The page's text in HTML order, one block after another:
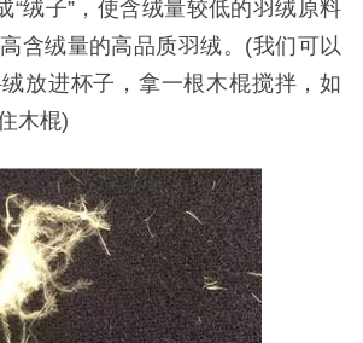
“绒子”，使含绒量较低的羽绒原料
含绒量的高品质羽绒。(我们可以
放进杯子，拿一根木棍搅拌，如
木棍)